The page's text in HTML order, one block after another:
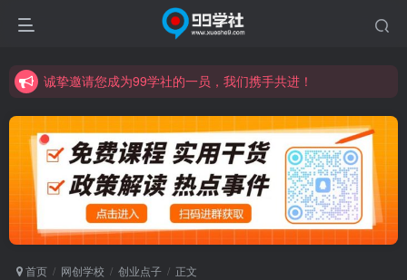
诚挚邀请您成为99学社的一员，我们携手共进！
诚挚邀请您成为99学社的一员，我们携手共进！
学习路上不孤独，99学社与你同行！分享全网优质VIP资源，炒股教程、创业教程、网络营销教程、自媒体短视频教程等，长期更新各大精品创业项目！
首页 网创学校 创业点子 正文